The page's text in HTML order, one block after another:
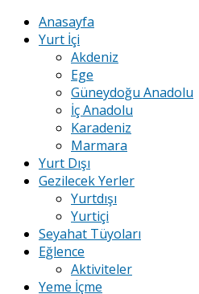
Anasayfa
Yurt İçi
Akdeniz
Ege
Güneydoğu Anadolu
İç Anadolu
Karadeniz
Marmara
Yurt Dışı
Gezilecek Yerler
Yurtdışı
Yurtiçi
Seyahat Tüyoları
Eğlence
Aktiviteler
Yeme İçme